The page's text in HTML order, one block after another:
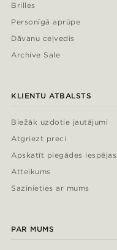
Brilles
Personīgā aprūpe
Dāvanu ceļvedis
Archive Sale
KLIENTU ATBALSTS
Biežāk uzdotie jautājumi
Atgriezt preci
Apskatīt piegādes iespējas
Atteikums
Sazinieties ar mums
PAR MUMS